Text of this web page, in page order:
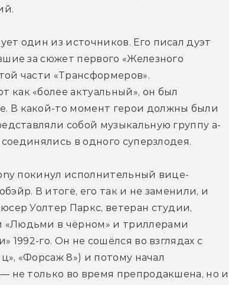
один из источников. Его писал дуэт
за сюжет первого «Железного
части «Трансформеров».
«более актуальный», он был
В какой-то момент герои должны были
собой музыкальную группу а-
в одного суперзлодея.
покинул исполнительный вице-
В итоге, его так и не заменили, и
Уолтер Паркс, ветеран студии,
в чёрном» и триллерами
1992-го. Он не сошёлся во взглядах с
«Форсаж 8») и потому начал
не только во время препродакшена, но и